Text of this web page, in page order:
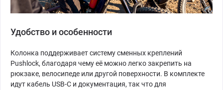
Удобство и особенности
Колонка поддерживает систему сменных креплений
Pushlock, благодаря чему её можно легко закрепить на
рюкзаке, велосипеде или другой поверхности. В комплекте
идут кабель USB-C и документация, так что для